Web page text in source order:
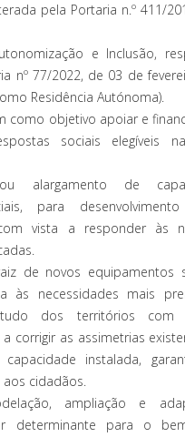
pela Portaria n.º 411/
e Inclusão,
nº 77/2022, de 03 de
Residência Autónoma).
como objetivo apoiar e
sociais elegíveis
alargamento de
para
vista a responder às
de novos equipamentos
às necessidades mais
dos territórios com
corrigir as assimetrias
instalada,
cidadãos.
ampliação e
determinante para o